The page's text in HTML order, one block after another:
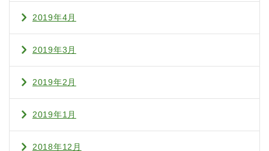
2019年4月
2019年3月
2019年2月
2019年1月
2018年12月